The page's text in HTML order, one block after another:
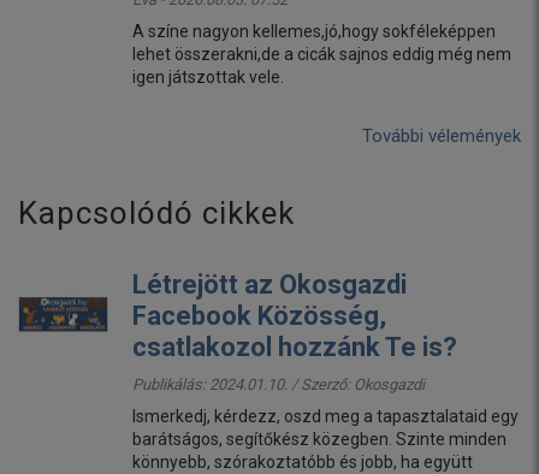
A színe nagyon kellemes,jó,hogy sokféleképpen
lehet összerakni,de a cicák sajnos eddig még nem
igen játszottak vele.
További vélemények
Kapcsolódó cikkek
Létrejött az Okosgazdi
Facebook Közösség,
csatlakozol hozzánk Te is?
Publikálás: 2024.01.10. / Szerző: Okosgazdi
Ismerkedj, kérdezz, oszd meg a tapasztalataid egy
barátságos, segítőkész közegben. Szinte minden
könnyebb, szórakoztatóbb és jobb, ha együtt